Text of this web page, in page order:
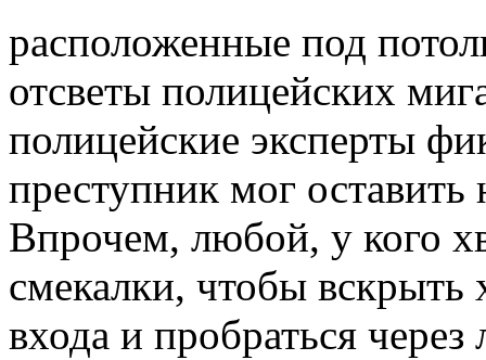
расположенные под
отсветы полицейских
полицейские эксперты
преступник мог ос­тавить
Впрочем, любой, у кого
смекалки, чтобы вскрыть
входа и пробраться